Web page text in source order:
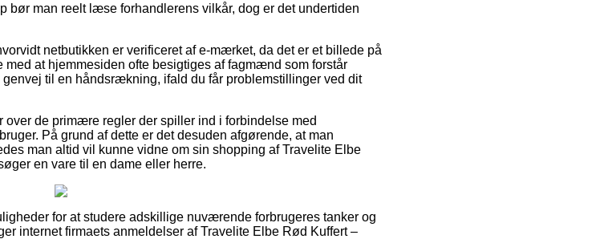
bør man reelt læse forhandlerens vilkår, dog er det undertiden
netbutikken er verificeret af e-mærket, da det er et billede på
at hjemmesiden ofte besigtiges af fagmænd som forstår
til en håndsrækning, ifald du får problemstillinger ved dit
de primære regler der spiller ind i forbindelse med
På grund af dette er det desuden afgørende, at man
man altid vil kunne vidne om sin shopping af Travelite Elbe
en vare til en dame eller herre.
for at studere adskillige nuværende forbrugeres tanker og
internet firmaets anmeldelser af Travelite Elbe Rød Kuffert –